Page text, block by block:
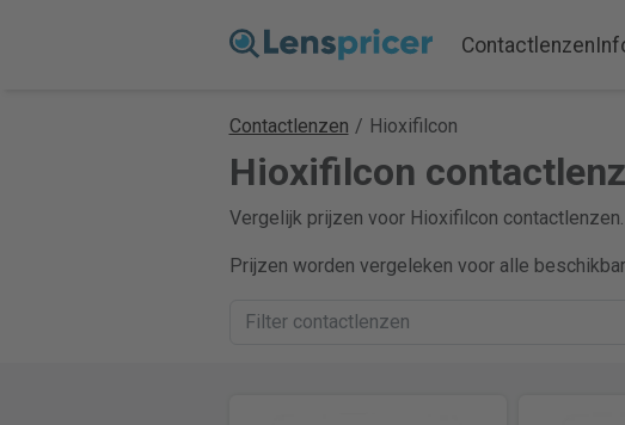
Contactlenzen
Contactlenzen / Hioxifilcon
Hioxifilcon
Vergelijk prijzen voor Hioxifilcon
Prijzen worden vergeleken voor alle